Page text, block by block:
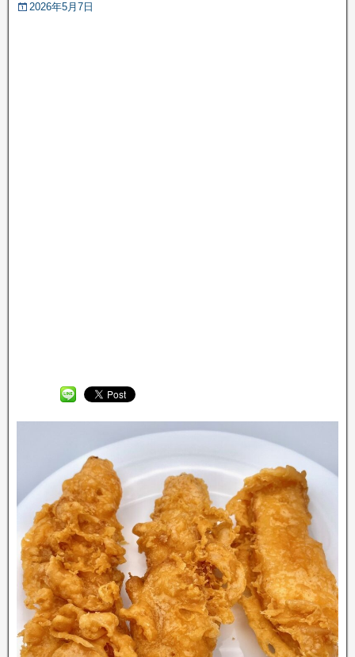
2026年5月7日